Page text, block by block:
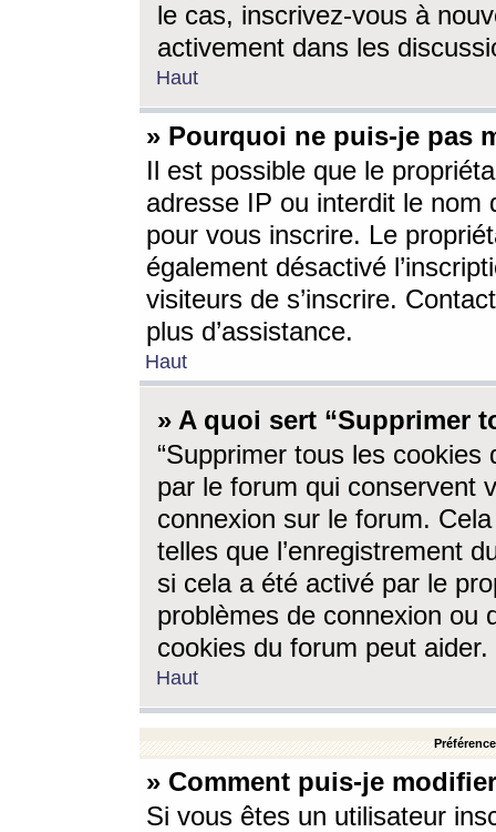
le cas, inscrivez-vous à
activement dans les
Haut
» Pourquoi ne puis-je pas
Il est possible que le
adresse IP ou interdit le nom
pour vous inscrire. Le
également désactivé
visiteurs de s’inscrire.
plus d’assistance.
Haut
» A quoi sert “Supprimer
“Supprimer tous les cookies
par le forum qui conservent
connexion sur le forum.
telles que l’enregistrement
si cela a été activé par le
problèmes de connexion ou
cookies du forum peut aider.
Haut
» Comment puis-je
Si vous êtes un utilisateur